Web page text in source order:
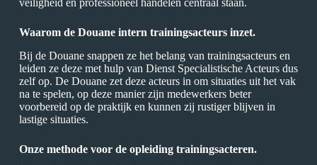
veiligheid en professioneel handelen centraal staan.
Waarom de Douane intern trainingsacteurs inzet.
Bij de Douane snappen ze het belang van trainingsacteurs en
leiden ze deze met hulp van Dienst Specialistische Acteurs dus
zelf op. De Douane zet deze acteurs in om situaties uit het vak
na te spelen, op deze manier zijn medewerkers beter
voorbereid op de praktijk en kunnen zij rustiger blijven in
lastige situaties.
Onze methode voor de opleiding trainingsacteren.